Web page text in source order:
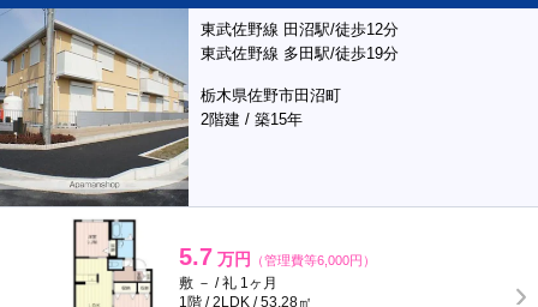
東武佐野線 田沼駅/徒歩12分
東武佐野線 多田駅/徒歩19分
栃木県佐野市田沼町
2階建 / 築15年
5.7 万円 （管理費等6,000円）
敷 － / 礼 1ヶ月
1階 / 2LDK / 53.28㎡